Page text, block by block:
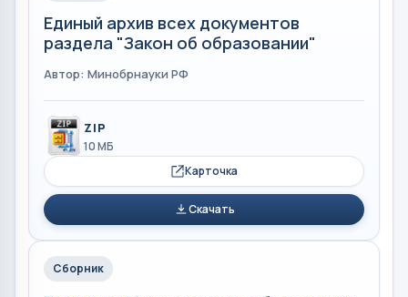
Единый архив всех документов
раздела "Закон об образовании"
Автор: Минобрнауки РФ
ZIP
10 МБ
Карточка
Скачать
Сборник